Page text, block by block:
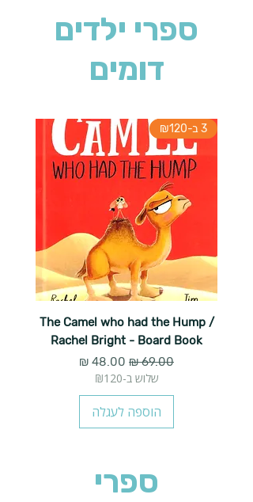
ספרי ילדים
דומים
3 ב-₪120
The Camel who had the Hump /
Rachel Bright - Board Book
מחיר רגיל מחיר מבצע
שלוש ב-₪120
הוספה לעגלה
ספרי